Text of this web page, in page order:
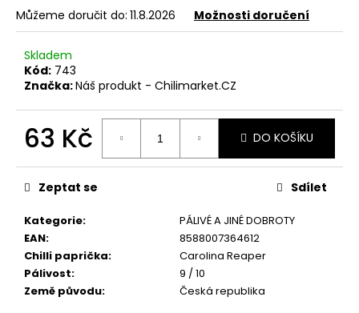
Můžeme doručit do: 11.8.2026 Možnosti doručení
Skladem
Kód: 743
Značka:Náš produkt - Chilimarket.CZ
63 Kč
cena:
DO KOŠÍKU
Kategorie:
PÁLIVÉ A JINÉ DOBROTY
EAN:
8588007364612
Chilli paprička:
Carolina Reaper
Pálivost:
9 / 10
Země původu: Česká republika
Zeptat se Sdílet
D
o
p
u
u
m
e
BHUT